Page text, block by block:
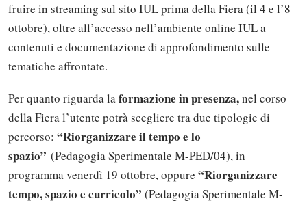
fruire in streaming sul sito IUL prima della Fiera (il 4 e l’8
ottobre), oltre all’accesso nell’ambiente online IUL a
contenuti e documentazione di approfondimento sulle
tematiche affrontate.
Per quanto riguarda laformazione in presenza,nel corso
della Fiera l’utente potrà scegliere tra due tipologie di
percorso: “Riorganizzare il tempo e lo
spazio” (Pedagogia Sperimentale M-PED/04), in
programma venerdì 19 ottobre, oppure “Riorganizzare
tempo, spazio e curricolo” (Pedagogia Sperimentale M-